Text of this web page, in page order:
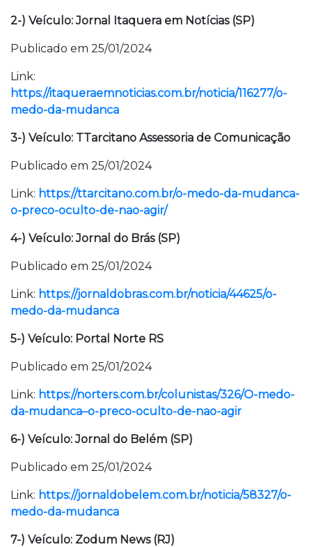
2-) Veículo: Jornal Itaquera em Notícias (SP)
Publicado em 25/01/2024
Link:
https://itaqueraemnoticias.com.br/noticia/116277/o-
medo-da-mudanca
3-) Veículo: TTarcitano Assessoria de Comunicação
Publicado em 25/01/2024
Link: https://ttarcitano.com.br/o-medo-da-mudanca-
o-preco-oculto-de-nao-agir/
4-) Veículo: Jornal do Brás (SP)
Publicado em 25/01/2024
Link: https://jornaldobras.com.br/noticia/44625/o-
medo-da-mudanca
5-) Veículo: Portal Norte RS
Publicado em 25/01/2024
Link: https://norters.com.br/colunistas/326/O-medo-
da-mudanca–o-preco-oculto-de-nao-agir
6-) Veículo: Jornal do Belém (SP)
Publicado em 25/01/2024
Link: https://jornaldobelem.com.br/noticia/58327/o-
medo-da-mudanca
7-) Veículo: Zodum News (RJ)